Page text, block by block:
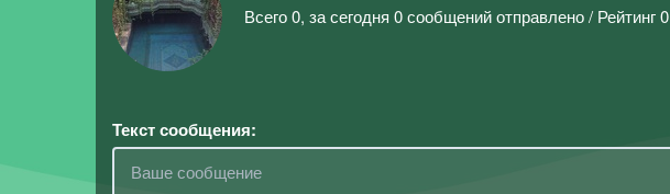
Всего 0, за сегодня 0 сообщений отправлено / Рейтинг 0
Текст сообщения: